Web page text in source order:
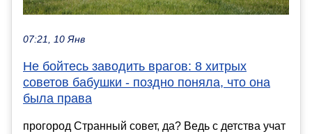
07:21, 10 Янв
Не бойтесь заводить врагов: 8 хитрых
советов бабушки - поздно поняла, что она
была права
прогород Странный совет, да? Ведь с детства учат